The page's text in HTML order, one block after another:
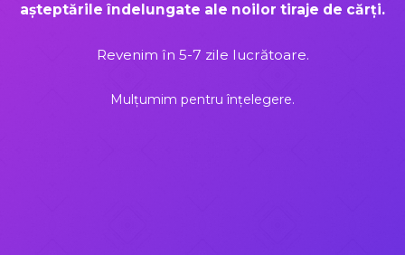
așteptările îndelungate ale noilor tiraje de cărți.
Revenim în 5-7 zile lucrătoare.
Mulțumim pentru înțelegere.